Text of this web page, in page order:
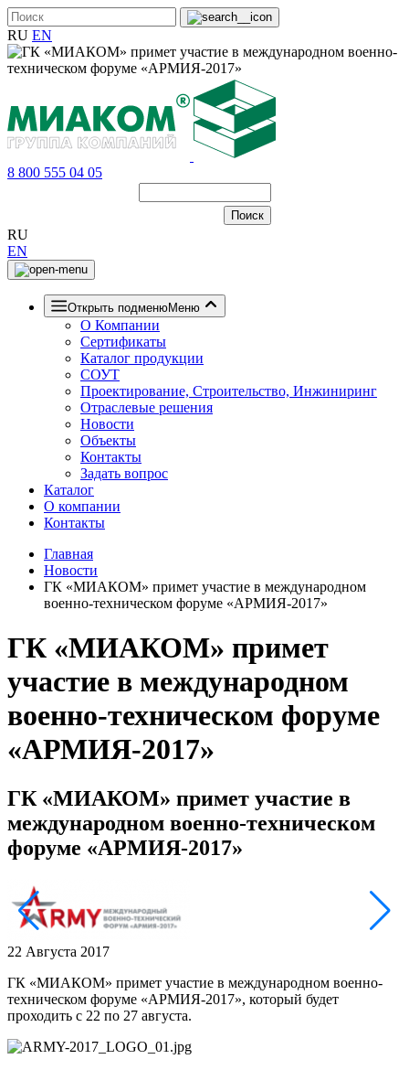
RU EN
8 800 555 04 05
RU
EN
Открыть подменюМеню
О Компании
Сертификаты
Каталог продукции
СОУТ
Проектирование, Строительство, Инжиниринг
Отраслевые решения
Новости
Объекты
Контакты
Задать вопрос
Каталог
О компании
Контакты
Главная
Новости
ГК «МИАКОМ» примет участие в международном
военно-техническом форуме «АРМИЯ-2017»
ГК «МИАКОМ» примет
участие в международном
военно-техническом форуме
«АРМИЯ-2017»
ГК «МИАКОМ» примет участие в
международном военно-техническом
форуме «АРМИЯ-2017»
22 Августа 2017
ГК «МИАКОМ» примет участие в международном военно-
техническом форуме «АРМИЯ-2017», который будет
проходить с 22 по 27 августа.